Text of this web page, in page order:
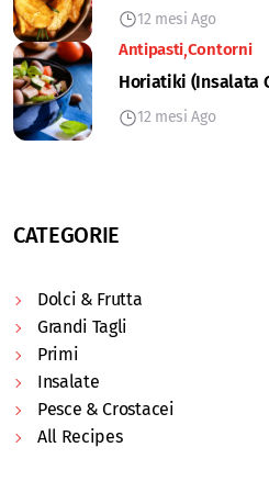
12 mesi Ago
Antipasti Contorni
Horiatiki (Insalata
12 mesi Ago
CATEGORIE
Dolci & Frutta
Grandi Tagli
Primi
Insalate
Pesce & Crostacei
All Recipes